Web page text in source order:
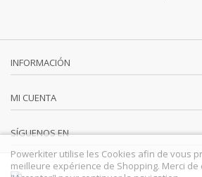
INFORMACIÓN
MI CUENTA
SÍGUENOS EN
Powerkiter utilise les Cookies afin de vous
meilleure expérience de Shopping. Merci de